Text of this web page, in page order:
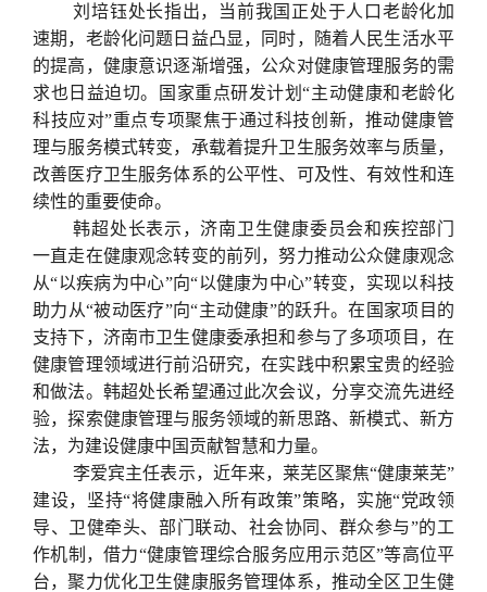
刘培钰处长指出，当前我国正处于人口老龄化加
速期，老龄化问题日益凸显，同时，随着人民生活水平
的提高，健康意识逐渐增强，公众对健康管理服务的需
求也日益迫切。国家重点研发计划“主动健康和老龄化
科技应对”重点专项聚焦于通过科技创新，推动健康管
理与服务模式转变，承载着提升卫生服务效率与质量，
改善医疗卫生服务体系的公平性、可及性、有效性和连
续性的重要使命。
韩超处长表示，济南卫生健康委员会和疾控部门
一直走在健康观念转变的前列，努力推动公众健康观念
从“以疾病为中心”向“以健康为中心”转变，实现以科技
助力从“被动医疗”向“主动健康”的跃升。在国家项目的
支持下，济南市卫生健康委承担和参与了多项项目，在
健康管理领域进行前沿研究，在实践中积累宝贵的经验
和做法。韩超处长希望通过此次会议，分享交流先进经
验，探索健康管理与服务领域的新思路、新模式、新方
法，为建设健康中国贡献智慧和力量。
李爱宾主任表示，近年来，莱芜区聚焦“健康莱芜”
建设，坚持“将健康融入所有政策”策略，实施“党政领
导、卫健牵头、部门联动、社会协同、群众参与”的工
作机制，借力“健康管理综合服务应用示范区”等高位平
台，聚力优化卫生健康服务管理体系，推动全区卫生健